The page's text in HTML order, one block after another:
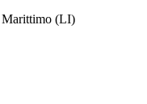
Marittimo (LI)